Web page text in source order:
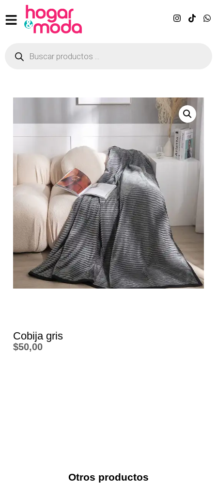
Cobija gris
$50,00
Otros productos